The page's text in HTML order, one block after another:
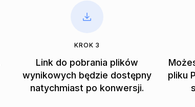
KROK 3
Link do pobrania plików
wynikowych będzie dostępny
natychmiast po konwersji.
pliku